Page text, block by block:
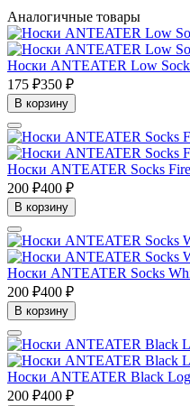
Аналогичные товары
Носки ANTEATER Low
175 ₽350 ₽
В корзину
Носки ANTEATER Socks Fire
200 ₽400 ₽
В корзину
Носки ANTEATER Socks
200 ₽400 ₽
В корзину
Носки ANTEATER Black
200 ₽400 ₽